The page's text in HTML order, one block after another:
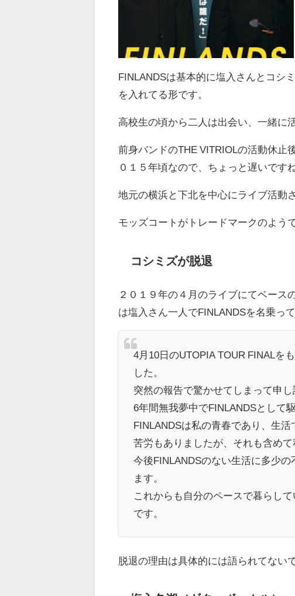
FINLANDSは基本的に塩入さんとコシ
を入れてる形です。
高校生の頃から二人は出会い、一緒に
前身バンドのTHE VITRIOLの活動休止
０１５年頃なので、ちょっと遅いですね
地元の横浜と下北を中心にライブ活動
モッズコートがトレードマークのようで
コシミズが脱退
２０１９年の４月のライブにてベース
は塩入さん一人でFINLANDSを名乗っ
4月10日のUTOPIA TOUR FINALを
した。
突然の報告で驚かせてしまって申し
6年間無我夢中でFINLANDSとして
FINLANDSは私の青春であり、生活
苦労もありましたが、それも含め
今後FINLANDSのない生活に多少
ます。
これからも自分のペースで暮らし
です。
脱退の理由は具体的には語られてない